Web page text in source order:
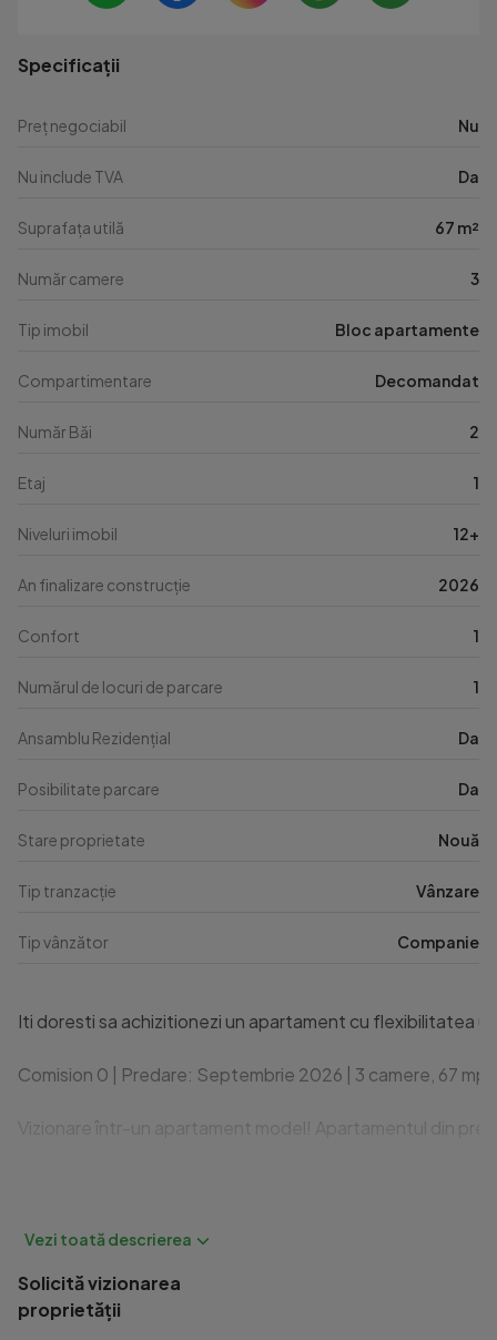
Specificații
Preț negociabil Nu
Nu include TVA Da
Suprafața utilă 67 m²
Număr camere 3
Tip imobil Bloc apartamente
Compartimentare Decomandat
Număr Băi 2
Etaj 1
Niveluri imobil 12+
An finalizare construcție 2026
Confort 1
Numărul de locuri de parcare 1
Ansamblu Rezidențial Da
Posibilitate parcare Da
Stare proprietate Nouă
Tip tranzacție Vânzare
Tip vânzător Companie
Iti doresti sa achizitionezi un apartament cu flexibilitatea
Comision 0 | Predare: Septembrie 2026 | 3 camere, 67
Vizionare într-un apartament model! Apartamentul din
* Localizare: Cartierul Avantgarden
* Etaj 1, orientare spre Sud
* Număr camere: 3
Solicită vizionarea
proprietății